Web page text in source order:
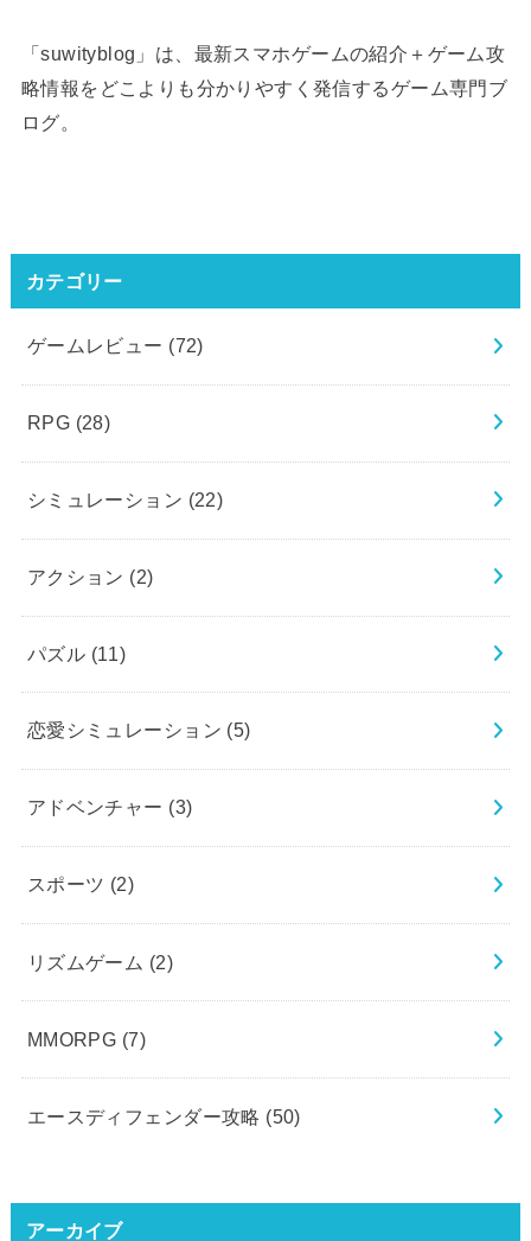
「suwityblog」は、最新スマホゲームの紹介＋ゲーム攻
略情報をどこよりも分かりやすく発信するゲーム専門ブ
ログ。
カテゴリー
ゲームレビュー (72)
RPG (28)
シミュレーション (22)
アクション (2)
パズル (11)
恋愛シミュレーション (5)
アドベンチャー (3)
スポーツ (2)
リズムゲーム (2)
MMORPG (7)
エースディフェンダー攻略 (50)
アーカイブ